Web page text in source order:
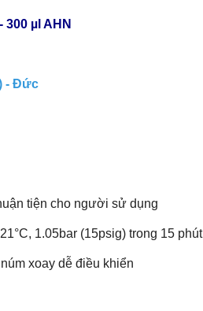
µl AHN
- Đức
tiện cho người sử dụng
1.05bar (15psig) trong 15 phút
xoay dễ điều khiển